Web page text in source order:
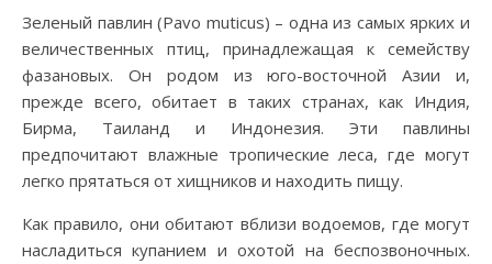
Зеленый павлин (Pavo muticus) – одна из самых ярких и
величественных птиц, принадлежащая к семейству
фазановых. Он родом из юго-восточной Азии и,
прежде всего, обитает в таких странах, как Индия,
Бирма, Таиланд и Индонезия. Эти павлины
предпочитают влажные тропические леса, где могут
легко прятаться от хищников и находить пищу.
Как правило, они обитают вблизи водоемов, где могут
насладиться купанием и охотой на беспозвоночных.